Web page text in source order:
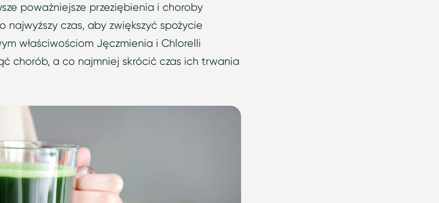
poważniejsze przeziębienia i choroby
najwyższy czas, aby zwiększyć spożycie
właściwościom Jęczmienia i Chlorelli
chorób, a co najmniej skrócić czas ich trwania